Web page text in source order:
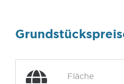
Fläche